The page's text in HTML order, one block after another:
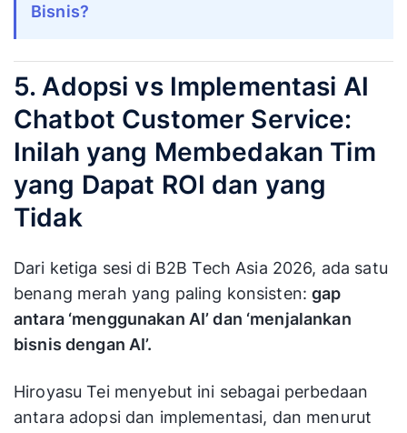
Bisnis?
5. Adopsi vs Implementasi AI
Chatbot Customer Service:
Inilah yang Membedakan Tim
yang Dapat ROI dan yang
Tidak
Dari ketiga sesi di B2B Tech Asia 2026, ada satu
benang merah yang paling konsisten:gap
antara ‘menggunakan AI’ dan ‘menjalankan
bisnis dengan AI’.
Hiroyasu Tei menyebut ini sebagai perbedaan
antara adopsi dan implementasi, dan menurut